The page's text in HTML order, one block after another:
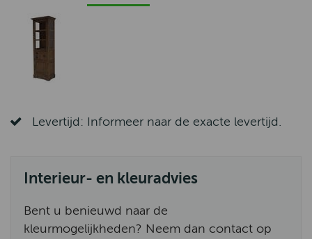
Levertijd: Informeer naar de exacte levertijd.
Interieur- en kleuradvies
Bent u benieuwd naar de
kleurmogelijkheden? Neem dan contact op